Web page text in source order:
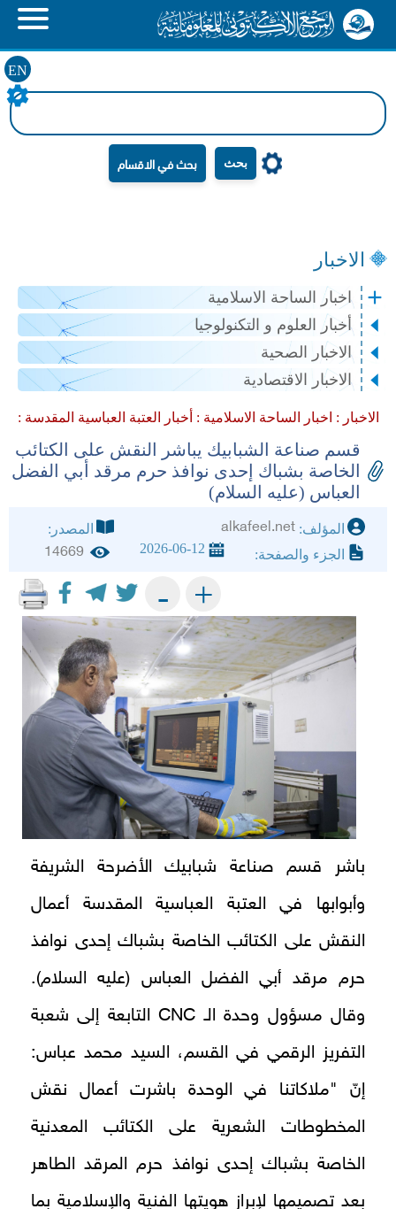
EN
بحث
الاخبار
اخبار الساحة الاسلامية
أخبار العلوم و التكنولوجيا
الاخبار الصحية
الاخبار الاقتصادية
الاخبار : اخبار الساحة الاسلامية : أخبار العتبة العباسية المقدسة :
قسم صناعة الشبابيك يباشر النقش على الكتائب
الخاصة بشباك إحدى نوافذ حرم مرقد أبي الفضل
العباس (عليه السلام)
المؤلف: alkafeel.net
المصدر:
الجزء والصفحة:
2026-06-12
14669
+
-
باشر قسم صناعة شبابيك الأضرحة الشريفة
وأبوابها في العتبة العباسية المقدسة أعمال
النقش على الكتائب الخاصة بشباك إحدى نوافذ
حرم مرقد أبي الفضل العباس (عليه السلام).
وقال مسؤول وحدة الـ CNC التابعة إلى شعبة
التفريز الرقمي في القسم، السيد محمد عباس:
إنّ "ملاكاتنا في الوحدة باشرت أعمال نقش
المخطوطات الشعرية على الكتائب المعدنية
الخاصة بشباك إحدى نوافذ حرم المرقد الطاهر
بعد تصميمها لإبراز هويتها الفنية والإسلامية بما